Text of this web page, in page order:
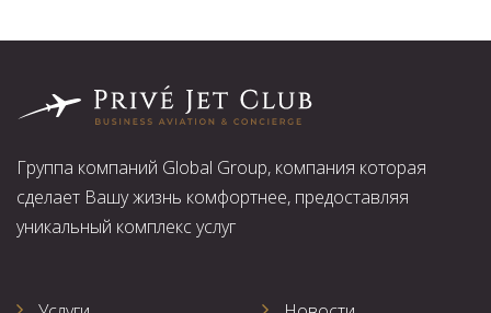
Группа компаний Global Group, компания которая
сделает Вашу жизнь комфортнее, предоставляя
уникальный комплекс услуг